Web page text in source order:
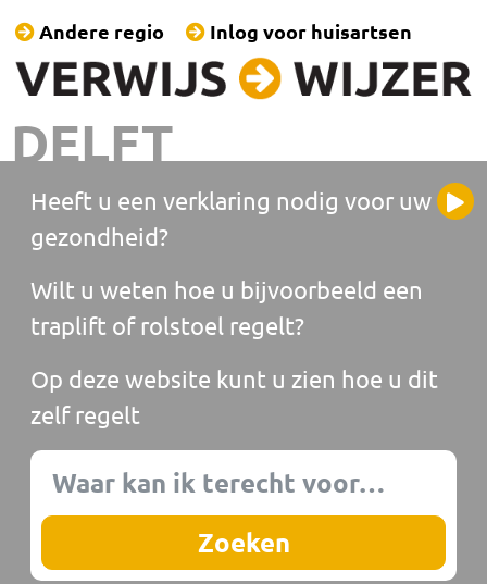
DELFT
Andere regio Inlog voor huisartsen
Heeft u een verklaring nodig voor uw
gezondheid?
Wilt u weten hoe u bijvoorbeeld een
traplift of rolstoel regelt?
Op deze website kunt u zien hoe u dit
zelf regelt